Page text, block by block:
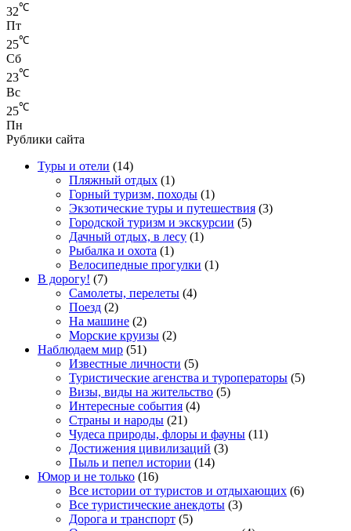
32℃
Пт
25℃
Сб
23℃
Вс
25℃
Пн
Рублики сайта
Туры и отели (14)
Пляжный отдых (1)
Горный туризм, походы (1)
Экзотические туры и путешествия (3)
Городской туризм и экскурсии (5)
Дачный отдых, в лесу (1)
Рыбалка и охота (1)
Велосипедные прогулки (1)
В дорогу! (7)
Самолеты, перелеты (4)
Поезд (2)
На машине (2)
Морские круизы (2)
Наблюдаем мир (51)
Известные личности (5)
Туристические агенства и туроператоры (5)
Визы, виды на жительство (5)
Интересные события (4)
Страны и народы (21)
Чудеса природы, флоры и фауны (11)
Достижения цивилизаций (3)
Пыль и пепел истории (14)
Юмор и не только (16)
Все истории от туристов и отдыхающих (6)
Все туристические анекдоты (3)
Дорога и транспорт (5)